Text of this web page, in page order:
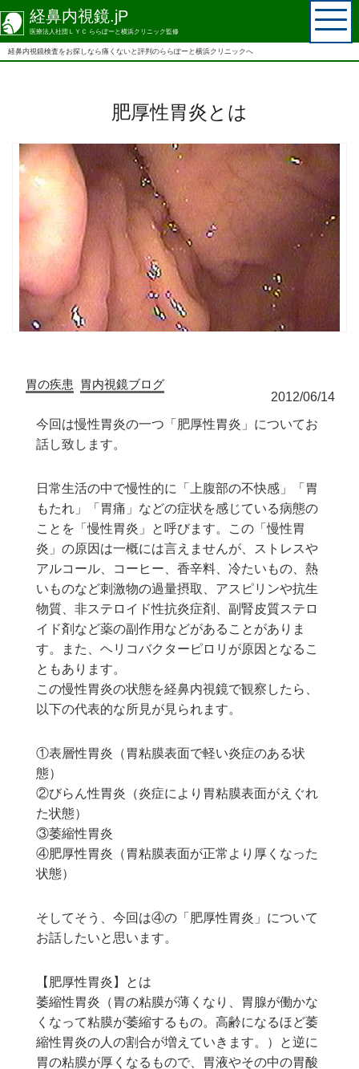
経鼻内視鏡.jP
医療法人社団ＬＹＣ ららぽーと横浜クリニック監修
経鼻内視鏡検査をお探しなら痛くないと評判のららぽーと横浜クリニックへ
肥厚性胃炎とは
胃の疾患 胃内視鏡ブログ
2012/06/14
今回は慢性胃炎の一つ「肥厚性胃炎」についてお
話し致します。
日常生活の中で慢性的に「上腹部の不快感」「胃
もたれ」「胃痛」などの症状を感じている病態の
ことを「慢性胃炎」と呼びます。この「慢性胃
炎」の原因は一概には言えませんが、ストレスや
アルコール、コーヒー、香辛料、冷たいもの、熱
いものなど刺激物の過量摂取、アスピリンや抗生
物質、非ステロイド性抗炎症剤、副腎皮質ステロ
イド剤など薬の副作用などがあることがありま
す。また、ヘリコバクターピロリが原因となるこ
ともあります。
この慢性胃炎の状態を経鼻内視鏡で観察したら、
以下の代表的な所見が見られます。
①表層性胃炎（胃粘膜表面で軽い炎症のある状
態）
②びらん性胃炎（炎症により胃粘膜表面がえぐれ
た状態）
③萎縮性胃炎
④肥厚性胃炎（胃粘膜表面が正常より厚くなった
状態）
そしてそう、今回は④の「肥厚性胃炎」について
お話したいと思います。
【肥厚性胃炎】とは
萎縮性胃炎（胃の粘膜が薄くなり、胃腺が働かな
くなって粘膜が萎縮するもの。高齢になるほど萎
縮性胃炎の人の割合が増えていきます。）と逆に
胃の粘膜が厚くなるもので、胃液やその中の胃酸